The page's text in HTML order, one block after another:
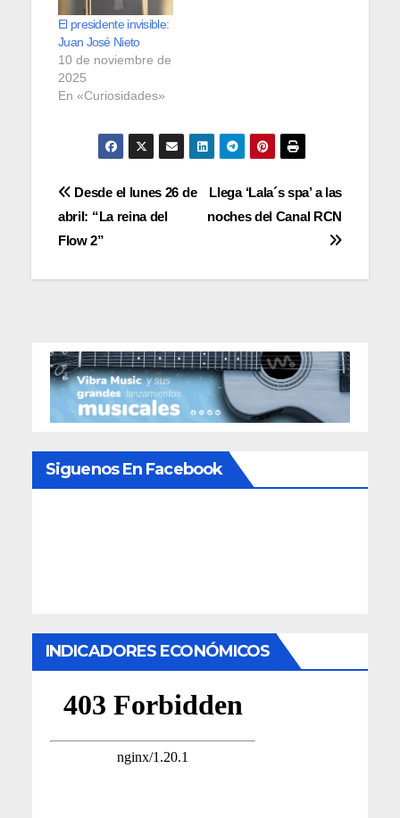
El presidente invisible:
Juan José Nieto
10 de noviembre de
2025
En «Curiosidades»
Navegación
de
entradas
Llega ‘Lala´s spa’ a las
noches del Canal RCN
Desde el lunes 26 de
abril: “La reina del
Flow 2”
Siguenos En Facebook
INDICADORES ECONÓMICOS